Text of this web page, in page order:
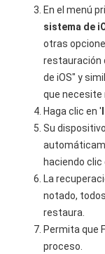
En el menú
sistema de
otras
restauración
de iOS" y
que necesite
Haga clic en '
Su
haciendo clic
La
notado,
restaura.
Permita que
proceso.